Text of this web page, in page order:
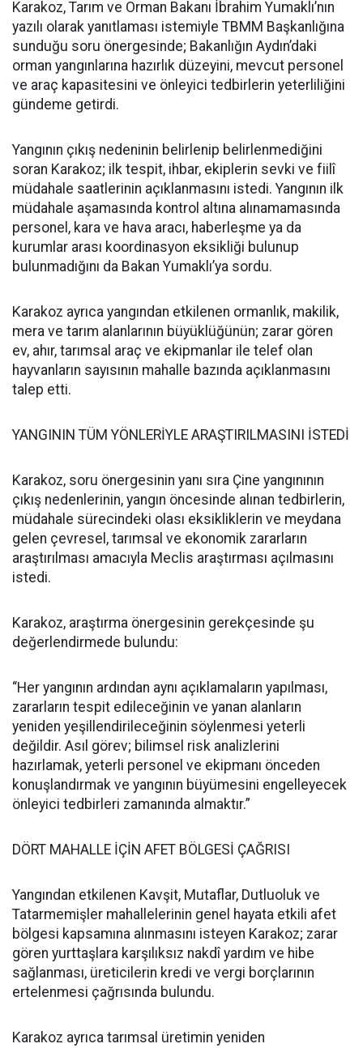
Karakoz, Tarım ve Orman Bakanı İbrahim Yumaklı’nın
yazılı olarak yanıtlaması istemiyle TBMM Başkanlığına
sunduğu soru önergesinde; Bakanlığın Aydın’daki
orman yangınlarına hazırlık düzeyini, mevcut personel
ve araç kapasitesini ve önleyici tedbirlerin yeterliliğini
gündeme getirdi.
Yangının çıkış nedeninin belirlenip belirlenmediğini
soran Karakoz; ilk tespit, ihbar, ekiplerin sevki ve fiilî
müdahale saatlerinin açıklanmasını istedi. Yangının ilk
müdahale aşamasında kontrol altına alınamamasında
personel, kara ve hava aracı, haberleşme ya da
kurumlar arası koordinasyon eksikliği bulunup
bulunmadığını da Bakan Yumaklı’ya sordu.
Karakoz ayrıca yangından etkilenen ormanlık, makilik,
mera ve tarım alanlarının büyüklüğünün; zarar gören
ev, ahır, tarımsal araç ve ekipmanlar ile telef olan
hayvanların sayısının mahalle bazında açıklanmasını
talep etti.
YANGININ TÜM YÖNLERİYLE ARAŞTIRILMASINI İSTEDİ
Karakoz, soru önergesinin yanı sıra Çine yangınının
çıkış nedenlerinin, yangın öncesinde alınan tedbirlerin,
müdahale sürecindeki olası eksikliklerin ve meydana
gelen çevresel, tarımsal ve ekonomik zararların
araştırılması amacıyla Meclis araştırması açılmasını
istedi.
Karakoz, araştırma önergesinin gerekçesinde şu
değerlendirmede bulundu:
“Her yangının ardından aynı açıklamaların yapılması,
zararların tespit edileceğinin ve yanan alanların
yeniden yeşillendirileceğinin söylenmesi yeterli
değildir. Asıl görev; bilimsel risk analizlerini
hazırlamak, yeterli personel ve ekipmanı önceden
konuşlandırmak ve yangının büyümesini engelleyecek
önleyici tedbirleri zamanında almaktır.”
DÖRT MAHALLE İÇİN AFET BÖLGESİ ÇAĞRISI
Yangından etkilenen Kavşit, Mutaflar, Dutluoluk ve
Tatarmemişler mahallelerinin genel hayata etkili afet
bölgesi kapsamına alınmasını isteyen Karakoz; zarar
gören yurttaşlara karşılıksız nakdî yardım ve hibe
sağlanması, üreticilerin kredi ve vergi borçlarının
ertelenmesi çağrısında bulundu.
Karakoz ayrıca tarımsal üretimin yeniden